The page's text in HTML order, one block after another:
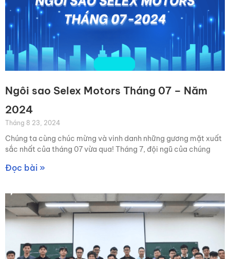
Ngôi sao Selex Motors Tháng 07 – Năm
2024
Tháng 8 23, 2024
Chúng ta cùng chúc mừng và vinh danh những gương mặt xuất
sắc nhất của tháng 07 vừa qua! Tháng 7, đội ngũ của chúng
Đọc bài »